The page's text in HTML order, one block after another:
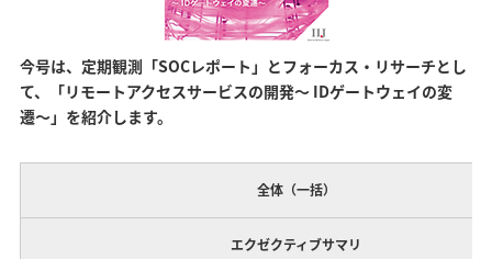
今号は、定期観測「SOCレポート」とフォーカス・リサーチとし
て、「リモートアクセスサービスの開発〜 IDゲートウェイの変
遷〜」を紹介します。
全体（一括）
エクゼクティブサマリ